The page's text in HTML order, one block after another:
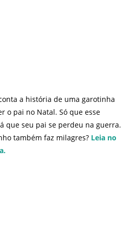
a história de uma garotinha
o pai no Natal. Só que esse
que seu pai se perdeu na guerra.
também faz milagres? Leia no